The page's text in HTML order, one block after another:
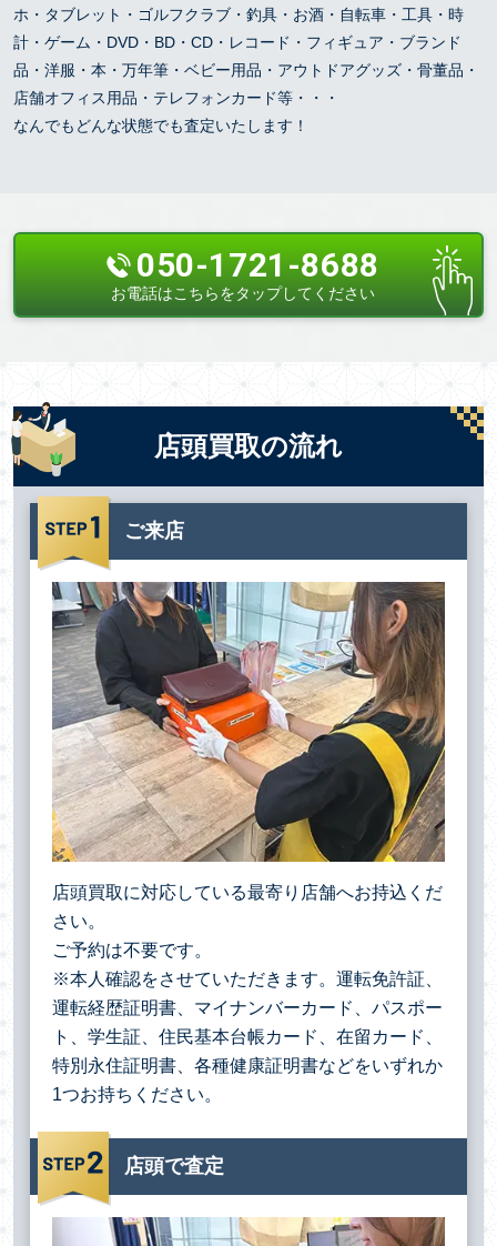
ホ・タブレット・ゴルフクラブ・釣具・お酒・自転車・工具・時
計・ゲーム・DVD・BD・CD・レコード・フィギュア・ブランド
品・洋服・本・万年筆・ベビー用品・アウトドアグッズ・骨董品・
店舗オフィス用品・テレフォンカード等・・・
なんでもどんな状態でも査定いたします！
050-1721-8688
お電話はこちらをタップしてください
店頭買取の流れ
ご来店
店頭買取に対応している最寄り店舗へお持込くだ
さい。
ご予約は不要です。
※本人確認をさせていただきます。運転免許証、
運転経歴証明書、マイナンバーカード、パスポー
ト、学生証、住民基本台帳カード、在留カード、
特別永住証明書、各種健康証明書などをいずれか
1つお持ちください。
店頭で査定